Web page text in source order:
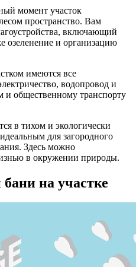
момент участок
пространство. Вам
включающий
озеленение и организацию
имеются все
водопровод и
и общественному транспорту
в тихом и экологически
для загородного
Здесь можно
в окружении природы.
на участке